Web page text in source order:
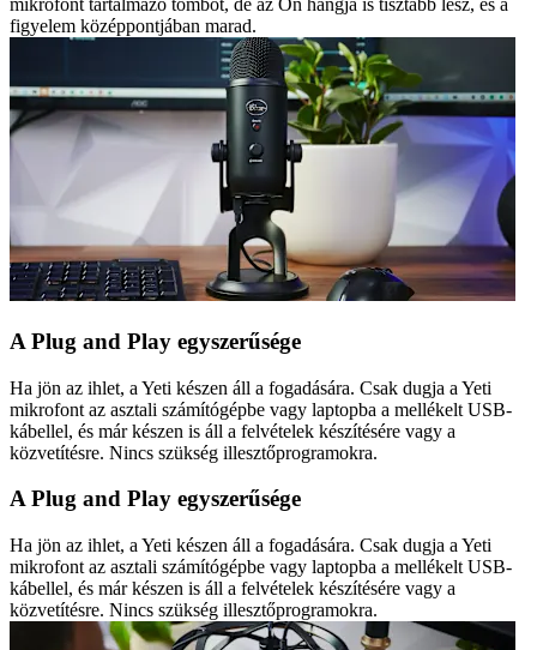
mikrofont tartalmazó tömböt, de az Ön hangja is tisztább lesz, és a
figyelem középpontjában marad.
A Plug and Play egyszerűsége
Ha jön az ihlet, a Yeti készen áll a fogadására. Csak dugja a Yeti
mikrofont az asztali számítógépbe vagy laptopba a mellékelt USB-
kábellel, és már készen is áll a felvételek készítésére vagy a
közvetítésre. Nincs szükség illesztőprogramokra.
A Plug and Play egyszerűsége
Ha jön az ihlet, a Yeti készen áll a fogadására. Csak dugja a Yeti
mikrofont az asztali számítógépbe vagy laptopba a mellékelt USB-
kábellel, és már készen is áll a felvételek készítésére vagy a
közvetítésre. Nincs szükség illesztőprogramokra.